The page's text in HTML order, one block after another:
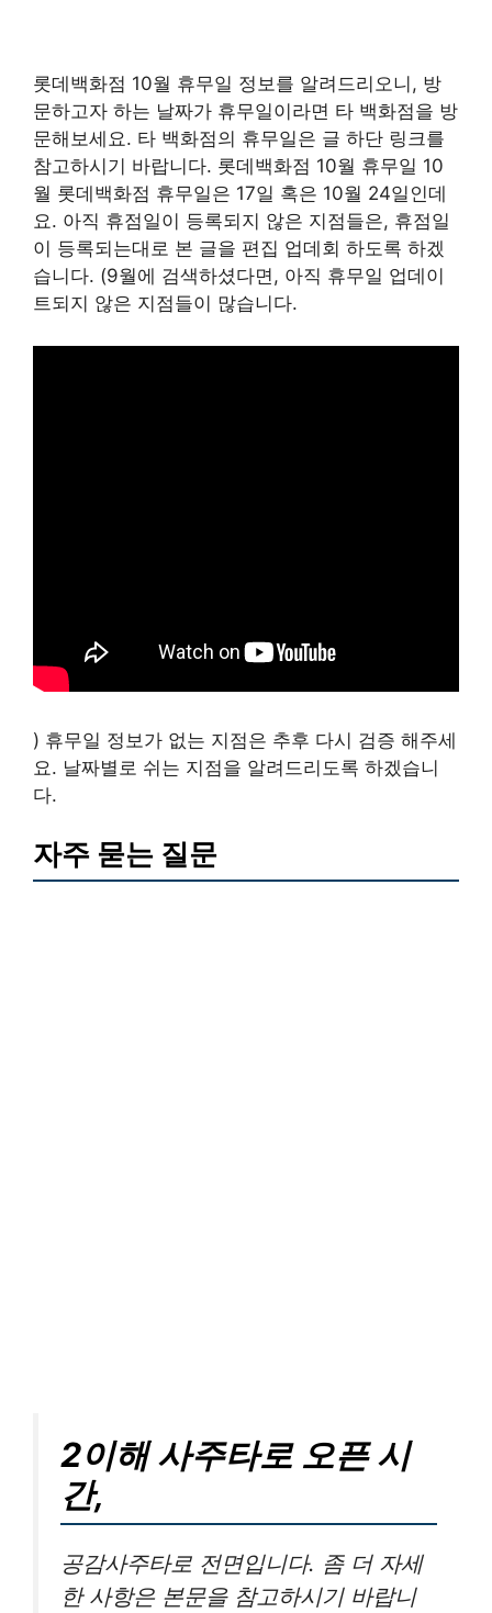
롯데백화점 10월 휴무일 정보를 알려드리오니, 방
문하고자 하는 날짜가 휴무일이라면 타 백화점을 방
문해보세요. 타 백화점의 휴무일은 글 하단 링크를
참고하시기 바랍니다. 롯데백화점 10월 휴무일 10
월 롯데백화점 휴무일은 17일 혹은 10월 24일인데
요. 아직 휴점일이 등록되지 않은 지점들은, 휴점일
이 등록되는대로 본 글을 편집 업데회 하도록 하겠
습니다. (9월에 검색하셨다면, 아직 휴무일 업데이
트되지 않은 지점들이 많습니다.
) 휴무일 정보가 없는 지점은 추후 다시 검증 해주세
요. 날짜별로 쉬는 지점을 알려드리도록 하겠습니
다.
자주 묻는 질문
2이해 사주타로 오픈 시
간,
공감사주타로 전면입니다. 좀 더 자세
한 사항은 본문을 참고하시기 바랍니